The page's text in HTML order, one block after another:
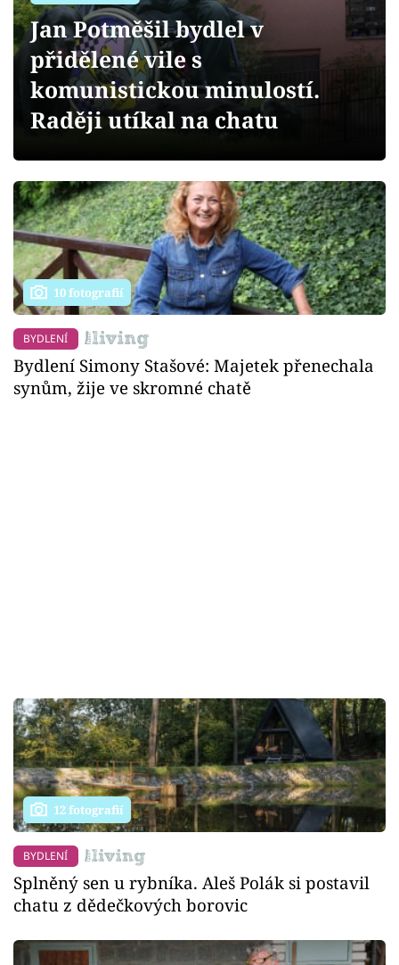
Přihlášení
Sledujte nás
Jan Potměšil bydlel v
přidělené vile s
komunistickou minulostí.
Raději utíkal na chatu
10 fotografií
BYDLENÍ
Bydlení Simony Stašové: Majetek přenechala
synům, žije ve skromné chatě
12 fotografií
BYDLENÍ
Splněný sen u rybníka. Aleš Polák si postavil
chatu z dědečkových borovic